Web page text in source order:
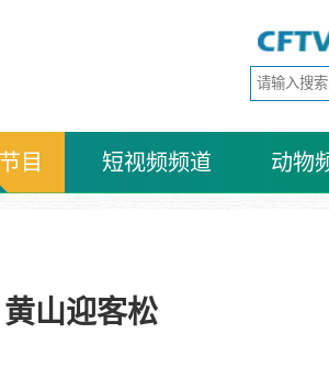
目 短视频频道 动物
山迎客松